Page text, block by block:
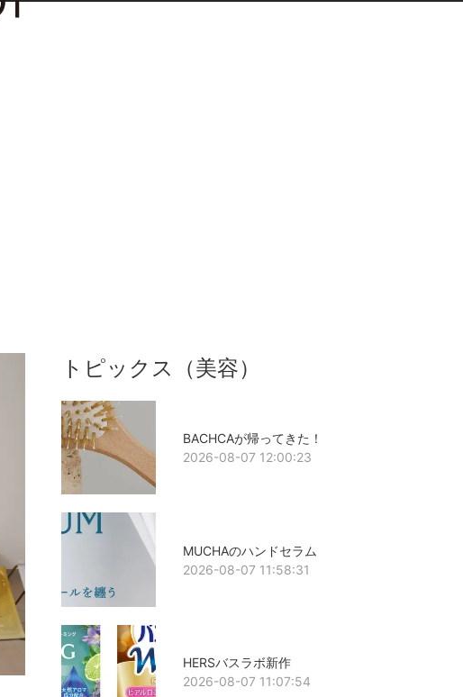
トピックス（美容）
BACHCAが帰ってきた！
2026-08-07 12:00:23
MUCHAのハンドセラム
2026-08-07 11:58:31
HERSバスラボ新作
2026-08-07 11:07:54